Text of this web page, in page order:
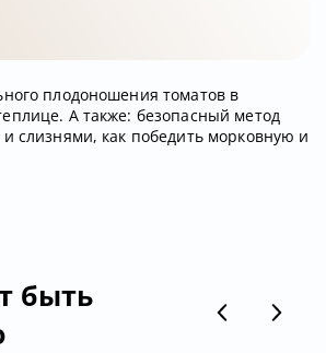
плодоношения томатов в
А также: безопасный метод
слизнями, как победить морковную и
быть